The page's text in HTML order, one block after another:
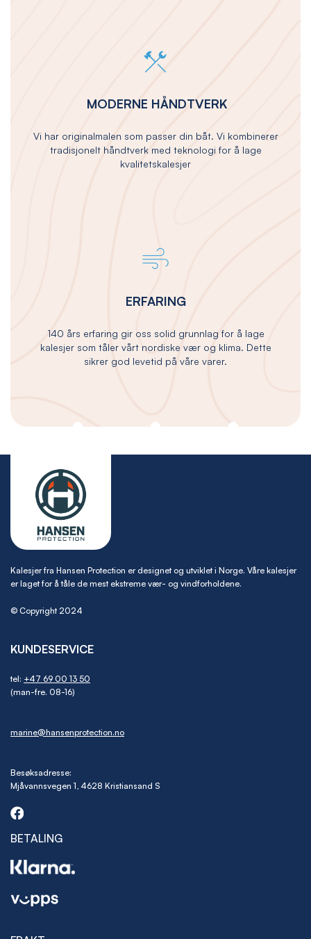
MODERNE HÅNDTVERK
Vi har originalmalen som passer din båt. Vi kombinerer
tradisjonelt håndtverk med teknologi for å lage
kvalitetskalesjer
ERFARING
140 års erfaring gir oss solid grunnlag for å lage
kalesjer som tåler vårt nordiske vær og klima. Dette
sikrer god levetid på våre varer.
Kalesjer fra Hansen Protection er designet og utviklet i Norge. Våre kalesjer
er laget for å tåle de mest ekstreme vær- og vindforholdene.
© Copyright 2024
KUNDESERVICE
tel: +47 69 00 13 50
(man-fre. 08-16)
marine@hansenprotection.no
Besøksadresse:
Mjåvannsvegen 1, 4628 Kristiansand S
BETALING